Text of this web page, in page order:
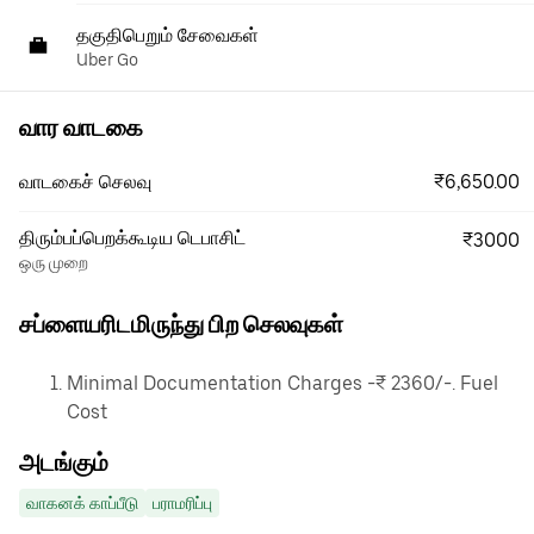
தகுதிபெறும் சேவைகள்
Uber Go
வார வாடகை
வாடகைச் செலவு ₹6,650.00
திரும்பப்பெறக்கூடிய டெபாசிட்
ஒரு முறை
₹3000
சப்ளையரிடமிருந்து பிற செலவுகள்
Minimal Documentation Charges -₹ 2360/-. Fuel
Cost
அடங்கும்
வாகனக் காப்பீடு பராமரிப்பு